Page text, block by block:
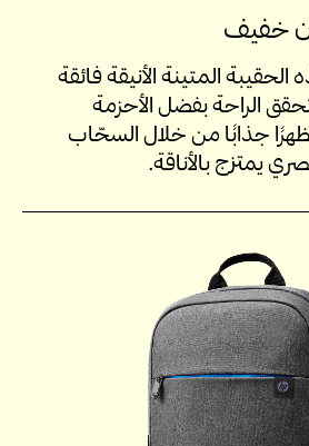
خفيف
الحقيبة المتينة الأنيقة فائقة
الراحة بفضل الأحزمة
جذابًا من خلال السحّاب
يمتزج بالأناقة.